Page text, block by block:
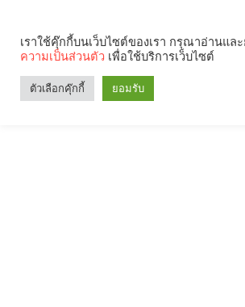
เราใช้คุ๊กกี้บนเว็บไซต์ของเรา กรุณาอ่านแล
ความเป็นส่วนตัว เพื่อใช้บริการเว็บไซต์
ตัวเลือกคุ๊กกี้ ยอมรับ